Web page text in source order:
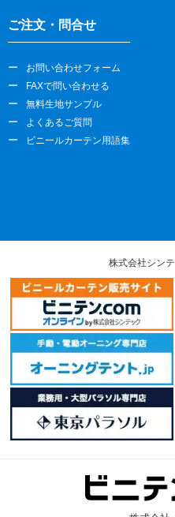
ご注文・問合せ
お問い合わせフォーム
FAXで問い合わせる
無料生地サンプル
よくあるご質問
ビニールカーテン用語集
株式会社シン